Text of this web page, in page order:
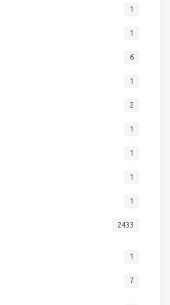
1
1
6
1
2
1
1
1
1
2433
1
7